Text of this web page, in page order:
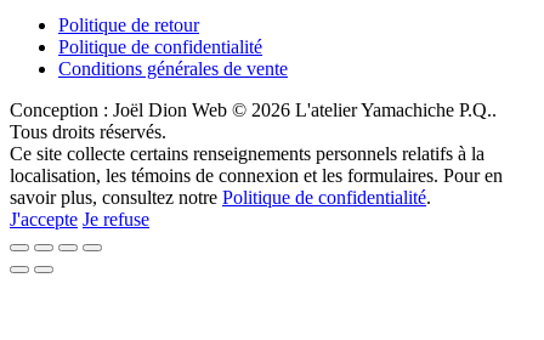
Politique de retour
Politique de confidentialité
Conditions générales de vente
Conception : Joël Dion Web © 2026 L'atelier Yamachiche P.Q..
Tous droits réservés.
Ce site collecte certains renseignements personnels relatifs à la
localisation, les témoins de connexion et les formulaires. Pour en
savoir plus, consultez notre Politique de confidentialité.
J'accepte Je refuse